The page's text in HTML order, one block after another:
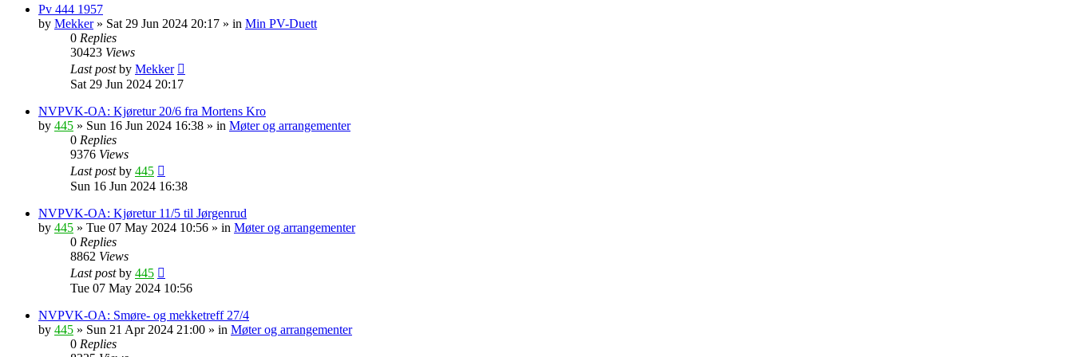
Pv 444 1957
by Mekker» Sat 29 Jun 2024 20:17 » in Min PV-Duett
0 Replies
30423 Views
Last postby Mekker
Sat 29 Jun 2024 20:17
NVPVK-OA: Kjøretur 20/6 fra Mortens Kro
by 445 » Sun 16 Jun 2024 16:38 » in Møter og arrangementer
0 Replies
9376 Views
Last postby 445
Sun 16 Jun 2024 16:38
NVPVK-OA: Kjøretur 11/5 til Jørgenrud
by 445 » Tue 07 May 2024 10:56 » in Møter og arrangementer
0 Replies
8862 Views
Last postby 445
Tue 07 May 2024 10:56
NVPVK-OA: Smøre- og mekketreff 27/4
by 445 » Sun 21 Apr 2024 21:00 » in Møter og arrangementer
0 Replies